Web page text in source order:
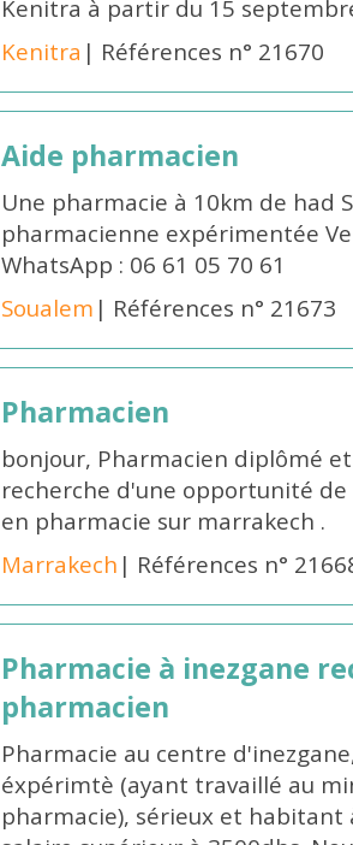
Kenitra à partir du 15
Kenitra | Références n° 21670
Aide pharmacien
Une pharmacie à 10km de had
pharmacienne expérimentée
WhatsApp : 06 61 05 70 61
Soualem | Références n° 21673
Pharmacien
bonjour, Pharmacien diplômé
recherche d'une opportunité
en pharmacie sur marrakech .
Marrakech | Références n°
Pharmacie à inezgane
pharmacien
Pharmacie au centre
éxpérimtè (ayant travaillé au
pharmacie), sérieux et habitant